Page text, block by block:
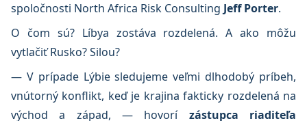
spoločnosti North Africa Risk Consulting Jeff Porter.
O čom sú? Líbya zostáva rozdelená. A ako môžu
vytlačiť Rusko? Silou?
— V prípade Lýbie sledujeme veľmi dlhodobý príbeh,
vnútorný konflikt, keď je krajina fakticky rozdelená na
východ a západ, — hovorí zástupca riaditeľa